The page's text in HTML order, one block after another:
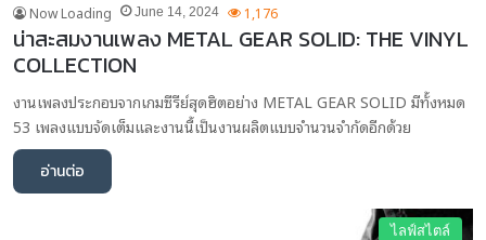
Now Loading June 14, 2024 1,176
น่าสะสมงานเพลง METAL GEAR SOLID: THE VINYL
COLLECTION
งานเพลงประกอบจากเกมซีรีย์สุดฮิตอย่าง METAL GEAR SOLID มีทั้งหมด
53 เพลงแบบจัดเต็มและงานนี้เป็นงานผลิตแบบจำนวนจำกัดอีกด้วย
อ่านต่อ
ไลฟ์สไตล์